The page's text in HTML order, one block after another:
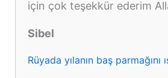
için çok teşekkür ederim
Sibel
Rüyada yılanın baş parmağını